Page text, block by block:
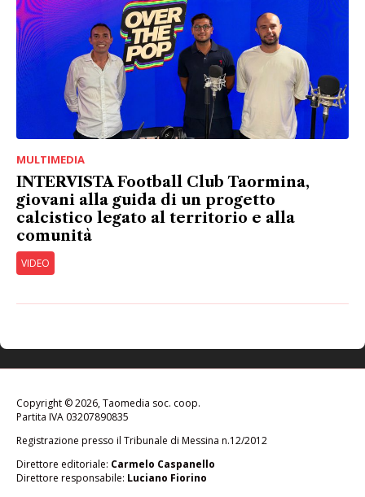
MULTIMEDIA
INTERVISTA Football Club Taormina,
giovani alla guida di un progetto
calcistico legato al territorio e alla
comunità
VIDEO
Copyright © 2026, Taomedia soc. coop.
Partita IVA 03207890835
Registrazione presso il Tribunale di Messina n.12/2012
Direttore editoriale: Carmelo Caspanello
Direttore responsabile: Luciano Fiorino